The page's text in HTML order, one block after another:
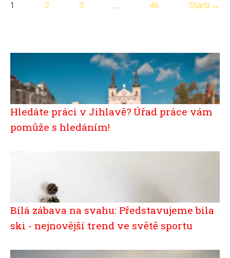
1 2 3 ... 46 Starší →
Hledáte práci v Jihlavě? Úřad práce vám
pomůže s hledáním!
Bílá zábava na svahu: Představujeme bila
ski - nejnovější trend ve světě sportu